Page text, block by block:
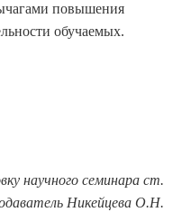
повышения
обучаемых.
научного семинара ст.
Никейцева О.Н.